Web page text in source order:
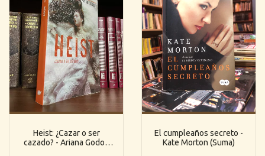
Heist: ¿Cazar o ser
cazado? - Ariana Godoy
El cumpleaños secreto -
Kate Morton (Suma)